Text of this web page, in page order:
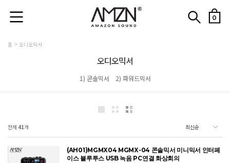
0
홈 오디오믹서
오디오믹서
1) 콘솔믹서 2) 파워드믹서
전체 41개
(AH01)MGMX04 MGMX-04 콘솔믹서 미니믹서 인터페
이스 블루투스 USB 녹음 PC연결 화상회의